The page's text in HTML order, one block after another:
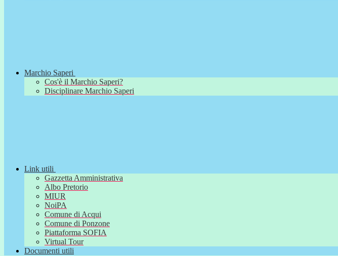
Marchio Saperi
Cos'è il Marchio Saperi?
Disciplinare Marchio Saperi
Link utili
Gazzetta Amministrativa
Albo Pretorio
MIUR
NoiPA
Comune di Acqui
Comune di Ponzone
Piattaforma SOFIA
Virtual Tour
Documenti utili